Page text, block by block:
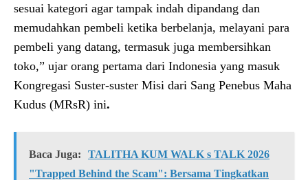
sesuai kategori agar tampak indah dipandang dan
memudahkan pembeli ketika berbelanja, melayani para
pembeli yang datang, termasuk juga membersihkan
toko,” ujar orang pertama dari Indonesia yang masuk
Kongregasi Suster-suster Misi dari Sang Penebus Maha
Kudus (MRsR) ini.
Baca Juga:
TALITHA KUM WALK s TALK 2026
"Trapped Behind the Scam": Bersama Tingkatkan